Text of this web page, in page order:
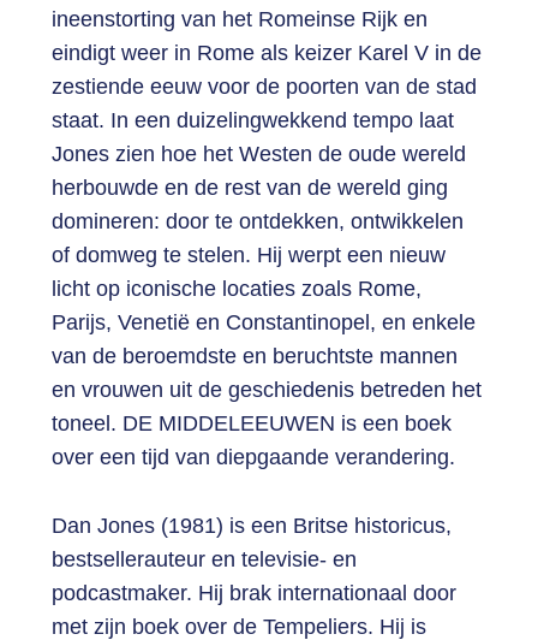
ineenstorting van het Romeinse Rijk en
eindigt weer in Rome als keizer Karel V in de
zestiende eeuw voor de poorten van de stad
staat. In een duizelingwekkend tempo laat
Jones zien hoe het Westen de oude wereld
herbouwde en de rest van de wereld ging
domineren: door te ontdekken, ontwikkelen
of domweg te stelen. Hij werpt een nieuw
licht op iconische locaties zoals Rome,
Parijs, Venetië en Constantinopel, en enkele
van de beroemdste en beruchtste mannen
en vrouwen uit de geschiedenis betreden het
toneel. DE MIDDELEEUWEN is een boek
over een tijd van diepgaande verandering.
Dan Jones (1981) is een Britse historicus,
bestsellerauteur en televisie- en
podcastmaker. Hij brak internationaal door
met zijn boek over de Tempeliers. Hij is